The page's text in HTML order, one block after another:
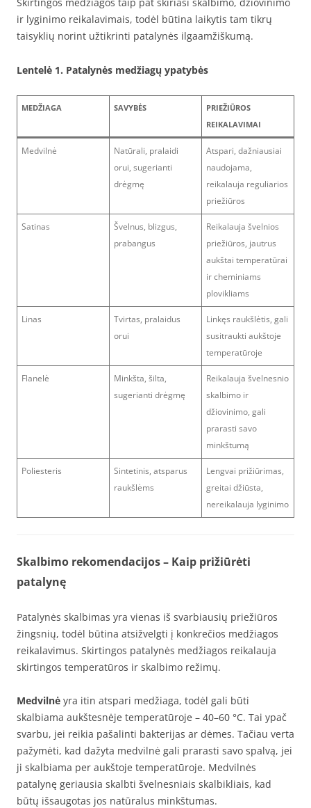
ir lyginimo reikalavimais, todėl būtina laikytis tam tikrų
taisyklių norint užtikrinti patalynės ilgaamžiškumą.
Lentelė 1. Patalynės medžiagų ypatybės
MEDŽIAGA SAVYBĖS
PRIEŽIŪROS
REIKALAVIMAI
Medvilnė
Natūrali, pralaidi
orui, sugerianti
drėgmę
Atspari, dažniausiai
naudojama,
reikalauja reguliarios
priežiūros
Satinas
Švelnus, blizgus,
prabangus
Reikalauja švelnios
priežiūros, jautrus
aukštai temperatūrai
ir cheminiams
plovikliams
Linas
Tvirtas, pralaidus
orui
Linkęs raukšlėtis, gali
susitraukti aukštoje
temperatūroje
Flanelė
Minkšta, šilta,
sugerianti drėgmę
Reikalauja švelnesnio
skalbimo ir
džiovinimo, gali
prarasti savo
minkštumą
Poliesteris
Sintetinis, atsparus
raukšlėms
Lengvai prižiūrimas,
greitai džiūsta,
nereikalauja lyginimo
Skalbimo rekomendacijos – Kaip prižiūrėti
patalynę
Patalynės skalbimas yra vienas iš svarbiausių priežiūros
žingsnių, todėl būtina atsižvelgti į konkrečios medžiagos
reikalavimus. Skirtingos patalynės medžiagos reikalauja
skirtingos temperatūros ir skalbimo režimų.
Medvilnė yra itin atspari medžiaga, todėl gali būti
skalbiama aukštesnėje temperatūroje – 40–60 °C. Tai ypač
svarbu, jei reikia pašalinti bakterijas ar dėmes. Tačiau verta
pažymėti, kad dažyta medvilnė gali prarasti savo spalvą, jei
ji skalbiama per aukštoje temperatūroje. Medvilnės
patalynę geriausia skalbti švelnesniais skalbikliais, kad
būtų išsaugotas jos natūralus minkštumas.